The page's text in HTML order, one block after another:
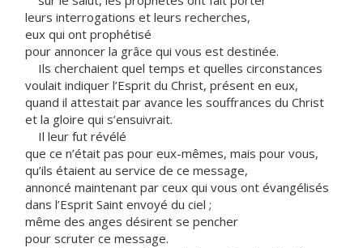
leurs interrogations et leurs recherches,
eux qui ont prophétisé
pour annoncer la grâce qui vous est destinée.
Ils cherchaient quel temps et quelles circonstances
voulait indiquer l’Esprit du Christ, présent en eux,
quand il attestait par avance les souffrances du Christ
et la gloire qui s’ensuivrait.
Il leur fut révélé
que ce n’était pas pour eux-mêmes, mais pour vous,
qu’ils étaient au service de ce message,
annoncé maintenant par ceux qui vous ont évangélisés
dans l’Esprit Saint envoyé du ciel ;
même des anges désirent se pencher
pour scruter ce message.